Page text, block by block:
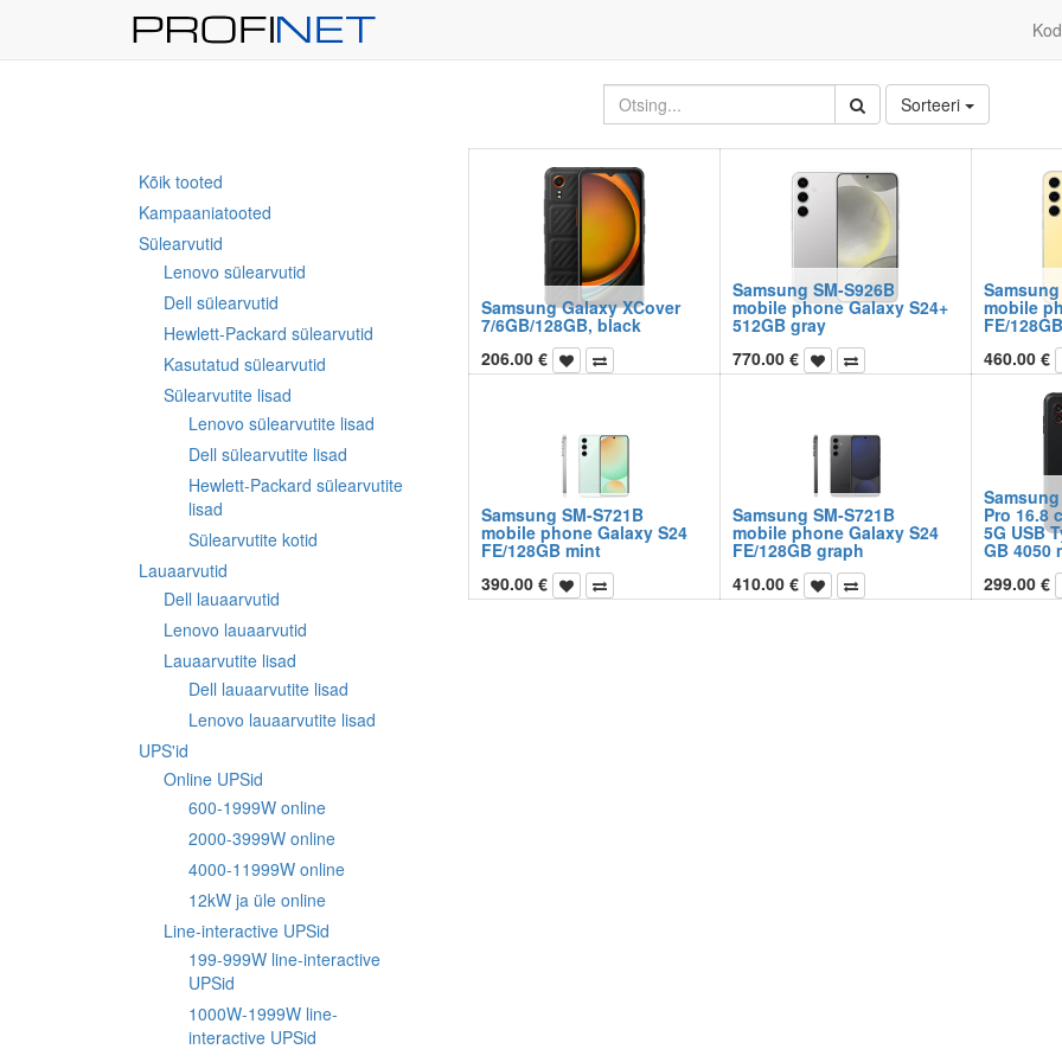
Sorteeri
Kõik tooted
Kampaaniatooted
Sülearvutid
Lenovo sülearvutid
Dell sülearvutid
Hewlett-Packard sülearvutid
Kasutatud sülearvutid
Sülearvutite lisad
Lenovo sülearvutite lisad
Dell sülearvutite lisad
Hewlett-Packard sülearvutite
lisad
Sülearvutite kotid
Lauaarvutid
Dell lauaarvutid
Lenovo lauaarvutid
Lauaarvutite lisad
Dell lauaarvutite lisad
Lenovo lauaarvutite lisad
UPS'id
Online UPSid
600-1999W online
2000-3999W online
4000-11999W online
12kW ja üle online
Line-interactive UPSid
199-999W line-interactive
UPSid
1000W-1999W line-
interactive UPSid
Samsung Galaxy XCover
7/6GB/128GB, black
206.00€
Samsung SM-S926B
mobile phone Galaxy S24+
512GB gray
770.00€
mobile
FE/
460.00€
Samsung SM-S721B
mobile phone Galaxy S24
FE/128GB mint
390.00€
Samsung SM-S721B
mobile phone Galaxy S24
FE/128GB graph
410.00€
Pro 16.8
5G USB
GB 4050
299.00€